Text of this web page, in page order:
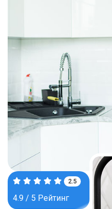
4.0
4.9 / 5 Рейтинг